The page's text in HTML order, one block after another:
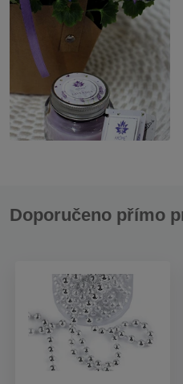
Doporučeno přímo